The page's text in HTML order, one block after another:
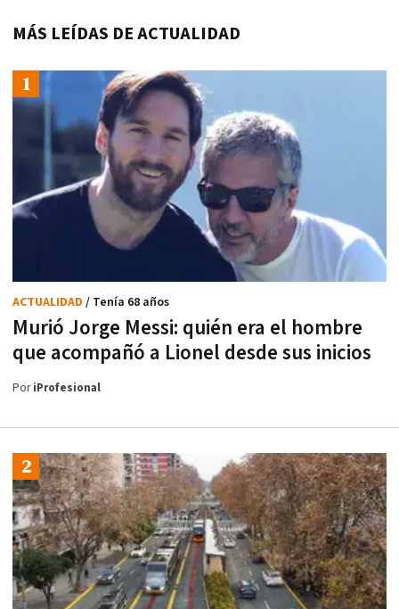
MÁS LEÍDAS DE ACTUALIDAD
Murió Jorge Messi: quién era el hombre
que acompañó a Lionel desde sus inicios
ACTUALIDAD / Tenía 68 años
PoriProfesional